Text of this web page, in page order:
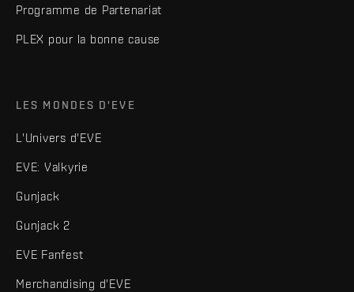
Programme de Partenariat
PLEX pour la bonne cause
LES MONDES D'EVE
L'Univers d'EVE
EVE: Valkyrie
Gunjack
Gunjack 2
EVE Fanfest
Merchandising d'EVE